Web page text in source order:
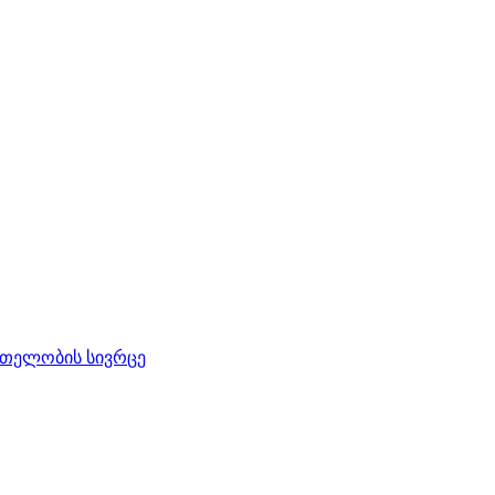
სივრცე